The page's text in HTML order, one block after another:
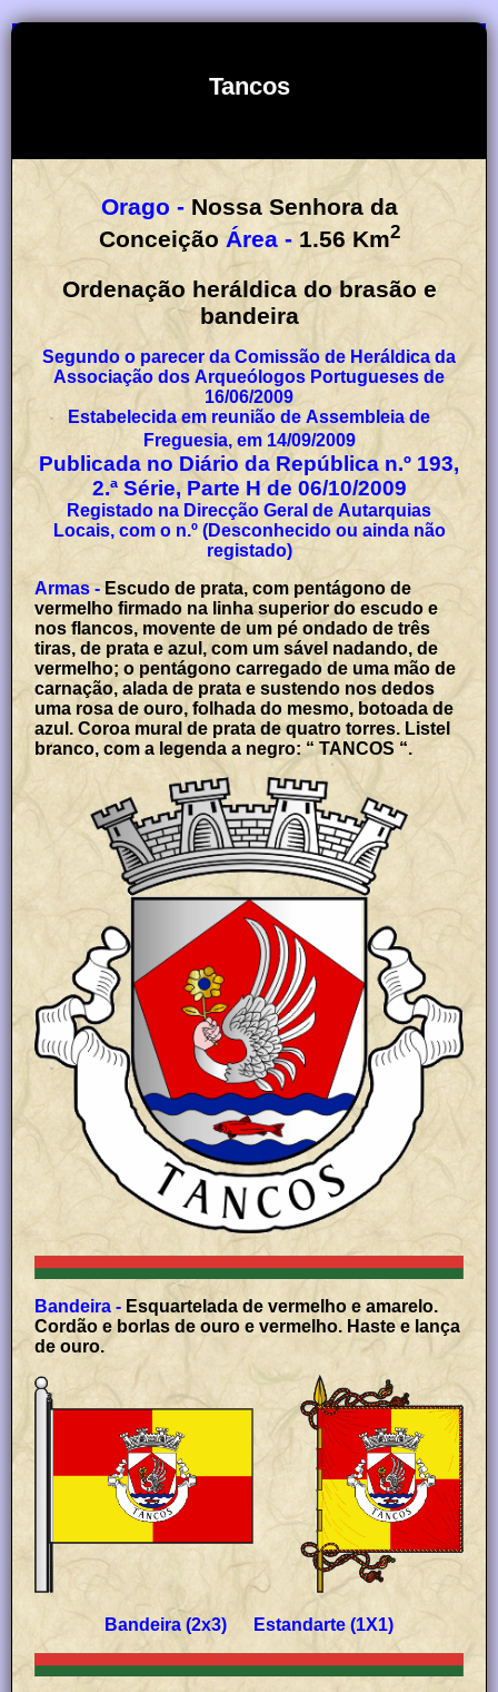
Tancos
Orago - Nossa Senhora da
Conceição
Área - 1.56 Km2
Ordenação heráldica do brasão e
bandeira
Segundo o parecer da Comissão de Heráldica da
Associação dos Arqueólogos Portugueses de
16/06/2009
Estabelecida em reunião de Assembleia de
Freguesia, em 14/09/2009
Publicada no Diário da República n.º 193,
2.ª Série, Parte H de 06/10/2009
Registado na Direcção Geral de Autarquias
Locais, com o n.º (Desconhecido ou ainda não
registado)
Armas - Escudo de prata, com pentágono de
vermelho firmado na linha superior do escudo e
nos flancos, movente de um pé ondado de três
tiras, de prata e azul, com um sável nadando, de
vermelho; o pentágono carregado de uma mão de
carnação, alada de prata e sustendo nos dedos
uma rosa de ouro, folhada do mesmo, botoada de
azul. Coroa mural de prata de quatro torres. Listel
branco, com a legenda a negro: “ TANCOS “.
Bandeira - Esquartelada de vermelho e amarelo.
Cordão e borlas de ouro e vermelho. Haste e lança
de ouro.
Bandeira (2x3) Estandarte (1X1)